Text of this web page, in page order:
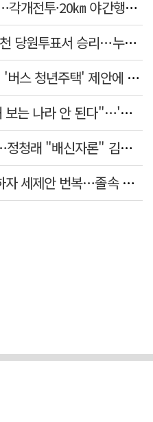
천하람, 훈련병들과 2박3일…각개전투·20㎞ 야간행군 체험
김민석, 與전당대회 제주·인천 당원투표서 승리…누적 득표는 '초박빙'
"내로남불·탁상공론"…황희 '버스 청년주택' 제안에 與 내부서도 쓴소리
李대통령 "결혼 때문에 손해 보는 나라 안 된다"…'결혼 페널티' 22개 손본다
민주당 제주 연설회 난타전…정청래 "배신자론" 김민석 "관리 무능"
국힘 "李대통령, 국민 반발하자 세제안 번복…졸속 국정 즉각 중단"